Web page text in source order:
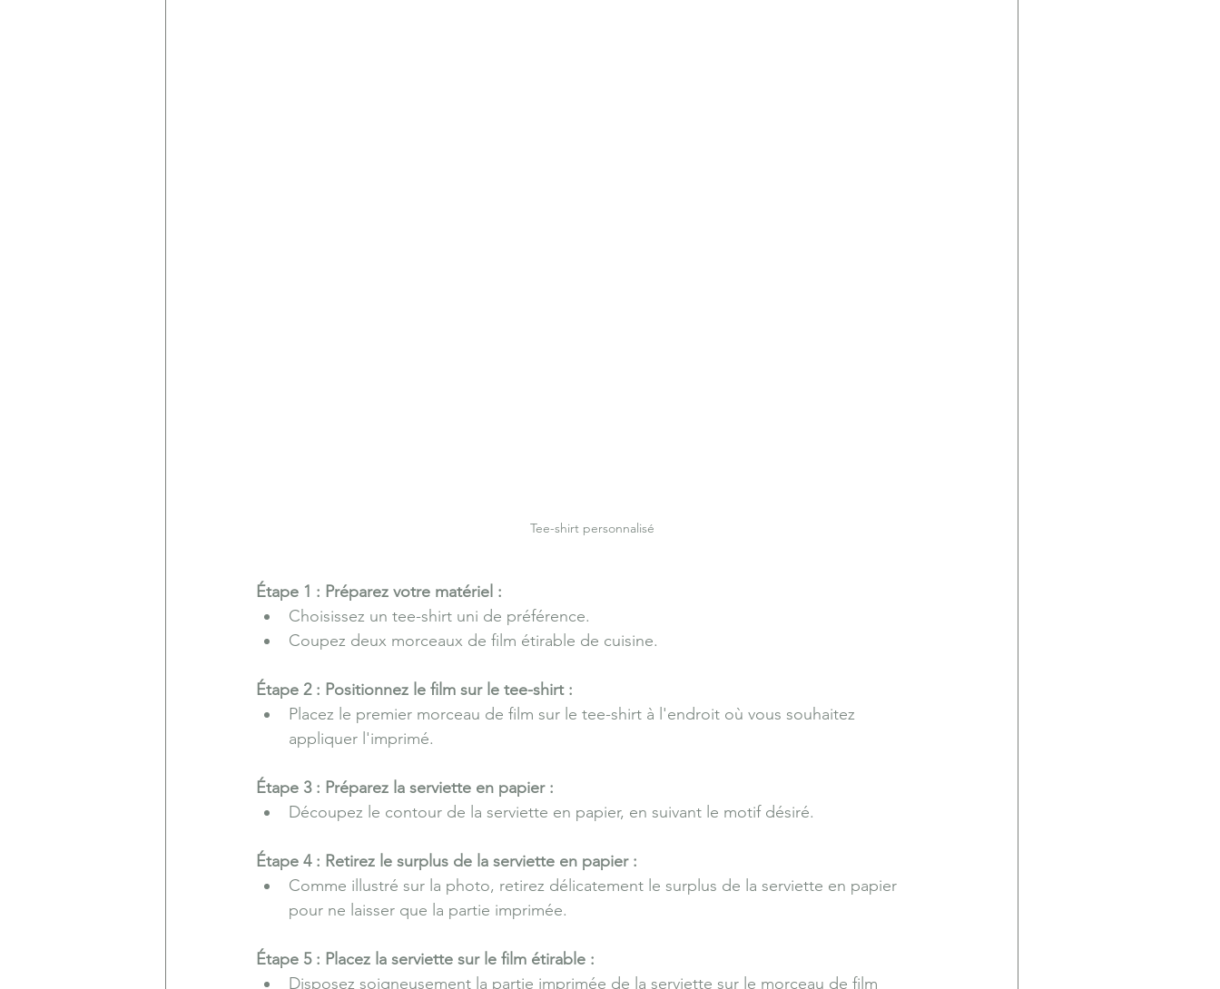
Tee-shirt personnalisé
Étape 1 : Préparez votre matériel :
Choisissez un tee-shirt uni de préférence.
Coupez deux morceaux de film étirable de cuisine.
Étape 2 : Positionnez le film sur le tee-shirt :
Placez le premier morceau de film sur le tee-shirt à l'endroit où vous souhaitez
appliquer l'imprimé.
Étape 3 : Préparez la serviette en papier :
Découpez le contour de la serviette en papier, en suivant le motif désiré.
Étape 4 : Retirez le surplus de la serviette en papier :
Comme illustré sur la photo, retirez délicatement le surplus de la serviette en papier
pour ne laisser que la partie imprimée.
Étape 5 : Placez la serviette sur le film étirable :
Disposez soigneusement la partie imprimée de la serviette sur le morceau de film